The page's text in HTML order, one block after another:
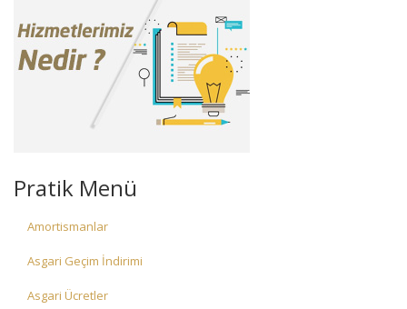
Pratik Menü
Amortismanlar
Asgari Geçim İndirimi
Asgari Ücretler